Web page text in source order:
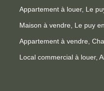
Appartement à louer, Le
Maison à vendre, Le puy
Appartement à vendre,
Local commercial à louer,